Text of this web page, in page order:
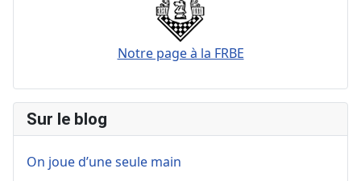
Notre page à la FRBE
Sur le blog
On joue d’une seule main